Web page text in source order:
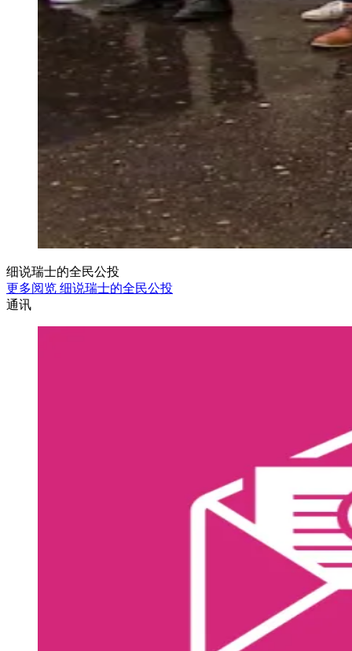
细说瑞士的全民公投
更多阅览 细说瑞士的全民公投
通讯